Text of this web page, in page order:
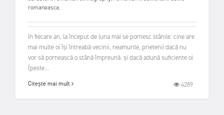
romaneasca,
în fiecare an, la început de luna mai se pornesc stânile: cine are
mai multe oi își întreabă vecinii, neamurile, prietenii dacă nu
vor să pornească o stână împreună. și dacă adună suficiente oi
(peste...
4289
Citește mai mult